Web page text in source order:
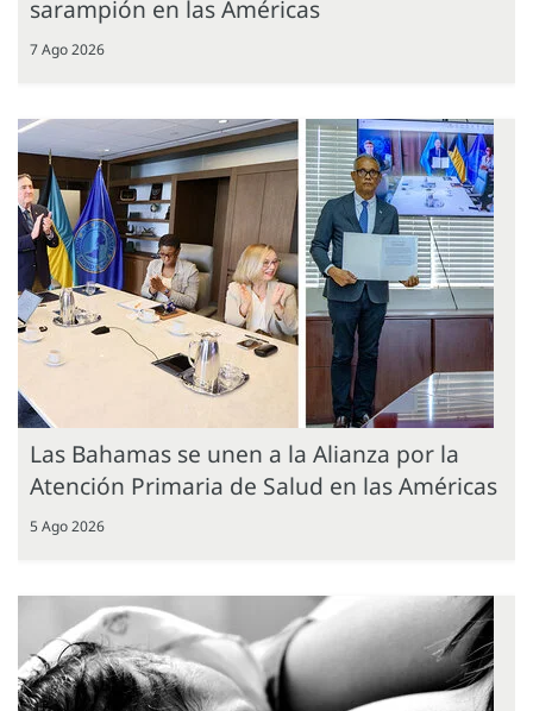
sarampión en las Américas
7 Ago 2026
Las Bahamas se unen a la Alianza por la
Atención Primaria de Salud en las Américas
5 Ago 2026